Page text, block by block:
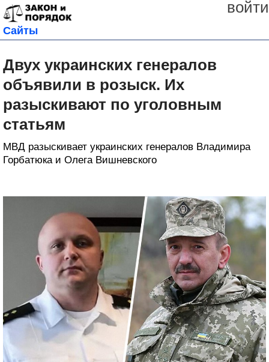
войти
Сайты
Двух украинских генералов
объявили в розыск. Их
разыскивают по уголовным
статьям
МВД разыскивает украинских генералов Владимира
Горбатюка и Олега Вишневского